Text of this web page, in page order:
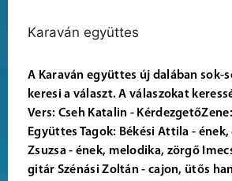
Karaván együttes
A Karaván együttes új dalában sok-
keresi a választ. A válaszokat
Vers: Cseh Katalin -
Együttes Tagok: Békési Attila -
Zsuzsa - ének, melodika, zörgő
gitár Szénási Zoltán - cajon, ütős